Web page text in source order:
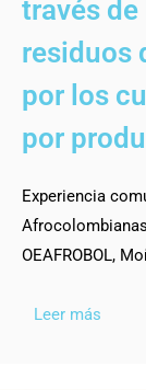
través
residuos
por los
por
Experiencia
OEAFROBOL,
Leer más